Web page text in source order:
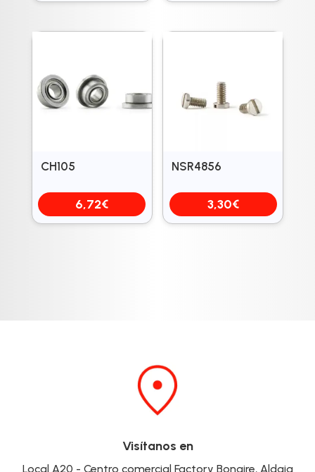
CH105
6,72€
NSR4856
3,30€
Visítanos en
Local A20 - Centro comercial Factory Bonaire, Aldaia